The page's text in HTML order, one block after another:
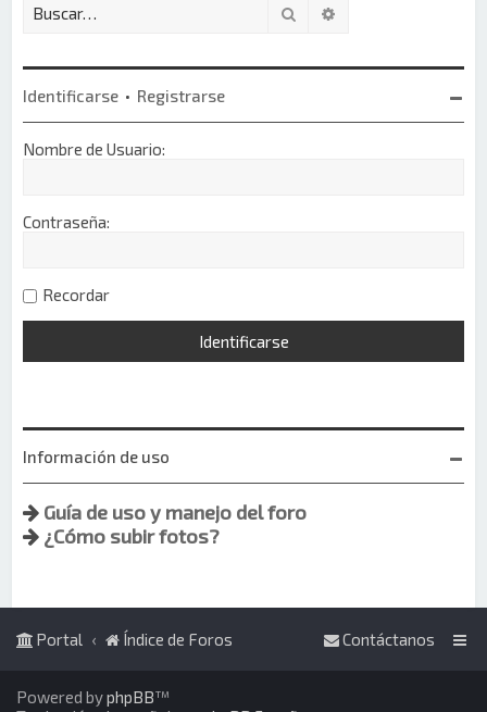
Buscar
Identificarse • Registrarse
Nombre de Usuario:
Contraseña:
Recordar
Información de uso
Guía de uso y manejo del foro
¿Cómo subir fotos?
Portal Índice de Foros Contáctanos
Powered byphpBB™